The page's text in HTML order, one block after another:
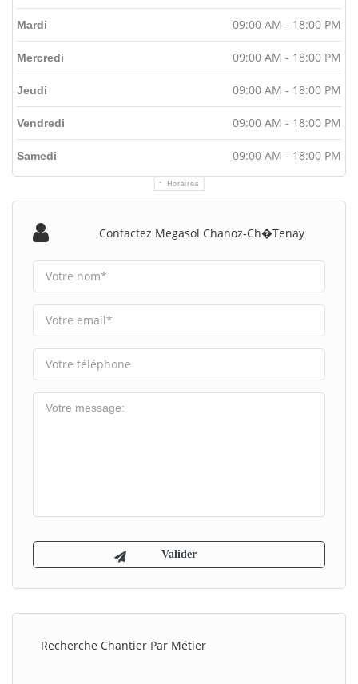
Horaires
Mardi 09:00 AM - 18:00 PM
Mercredi 09:00 AM - 18:00 PM
Jeudi 09:00 AM - 18:00 PM
Vendredi 09:00 AM - 18:00 PM
Samedi 09:00 AM - 18:00 PM
Contactez Megasol Chanoz-Ch�tenay
Recherche Chantier Par Métier